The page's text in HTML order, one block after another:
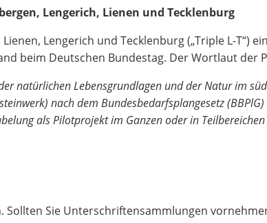
Lengerich, Lienen und Tecklenburg
Lengerich und Tecklenburg („Triple L-T“)
beim Deutschen Bundestag. Der Wortlaut der
natürlichen Lebensgrundlagen und der Natur im
nach dem Bundesbedarfsplangesetz (BBPlG)
als Pilotprojekt im Ganzen oder in
Sie Unterschriftensammlungen